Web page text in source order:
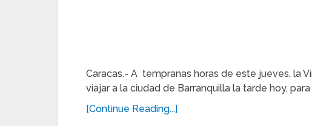
Caracas.- A tempranas horas de este jueves, la
viajar a la ciudad de Barranquilla la tarde hoy,
[Continue Reading...]